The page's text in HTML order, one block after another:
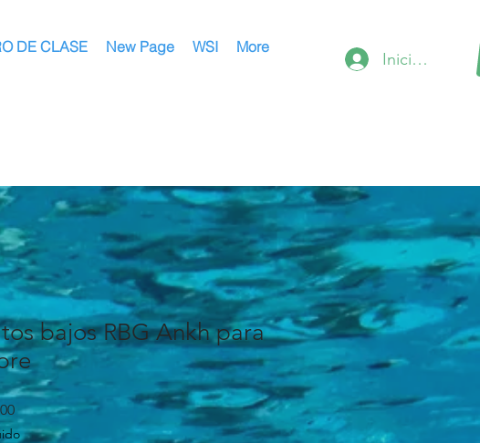
DE CLASE New Page WSI More
Iniciar sesión
bajos RBG Ankh para
Precio